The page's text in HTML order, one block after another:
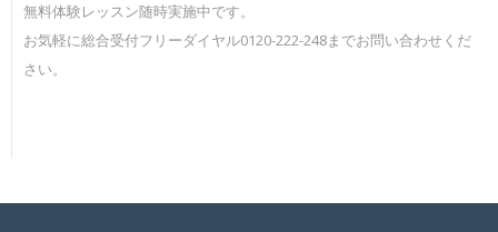
無料体験レッスン随時実施中です。
お気軽に総合受付フリーダイヤル0120-222-248までお問い合わせくだ
さい。